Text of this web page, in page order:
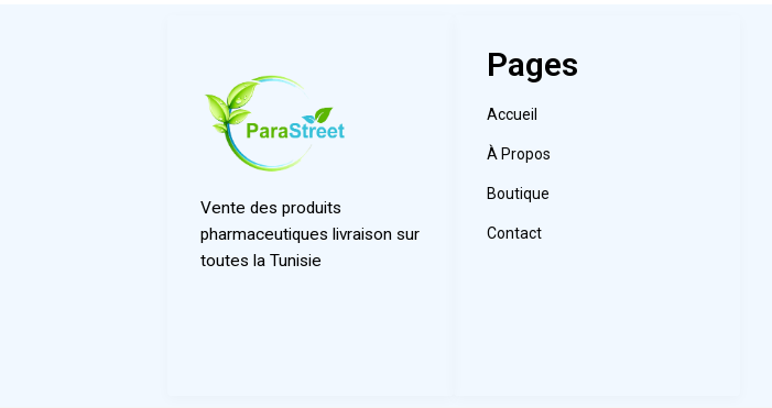
Vente des produits
pharmaceutiques livraison sur
toutes la Tunisie
Pages
Accueil
À Propos
Boutique
Contact